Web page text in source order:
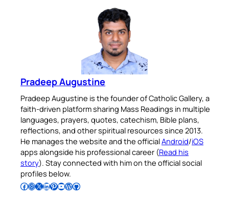
Pradeep Augustine
Pradeep Augustine is the founder of Catholic Gallery, a
faith-driven platform sharing Mass Readings in multiple
languages, prayers, quotes, catechism, Bible plans,
reflections, and other spiritual resources since 2013.
He manages the website and the officialAndroid/iOS
apps alongside his professional career (Read his
story). Stay connected with him on the official social
profiles below.
Follow Pradeep on Facebook Follow Pradeep on InstagramFollow Pradeep on X Follow Pradeep on LinkedIn Follow Pradeep on Pinterest Subscribe to Pradeep’s Youtube Channel Follow Pradeep on WordPress Follow Pradeep on GitHub